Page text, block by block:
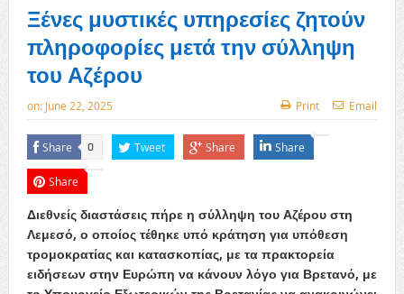
Ξένες μυστικές υπηρεσίες ζητούν
πληροφορίες μετά την σύλληψη
του Αζέρου
on: June 22, 2025 Print Email
Share 0 Tweet Share Share
Share
Διεθνείς διαστάσεις πήρε η σύλληψη του Αζέρου στη
Λεμεσό, ο οποίος τέθηκε υπό κράτηση για υπόθεση
τρομοκρατίας και κατασκοπίας, με τα πρακτορεία
ειδήσεων στην Ευρώπη να κάνουν λόγο για Βρετανό, με